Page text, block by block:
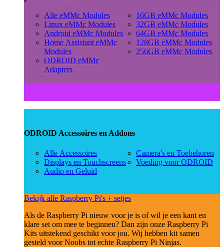
Alle eMMc Modules
Linux eMMc Modules
Android eMMc Modules
Home Assistant eMMc
Modules
ODROID eMMc
Adapters
16GB eMMc Modules
32GB eMMc Modules
64GB eMMc Modules
128GB eMMc Modules
256GB eMMc Modules
ODROID Accessoires en Addons
Alle Accessoires
Displays en Touchscreens
Audio en Geluid
Camera's en Toebehoren
Voeding voor ODROID
Bekijk alle Raspberry Pi's + setjes
Als de Raspberry Pi nieuw voor je is of wil je een kant en
klare set om mee te beginnen? Dan zijn onze Raspberry Pi
Kits uitstekend geschikt voor jou. Wij hebben kit samen
gesteld voor Noobs tot echte Raspberry Pi Ninjas.